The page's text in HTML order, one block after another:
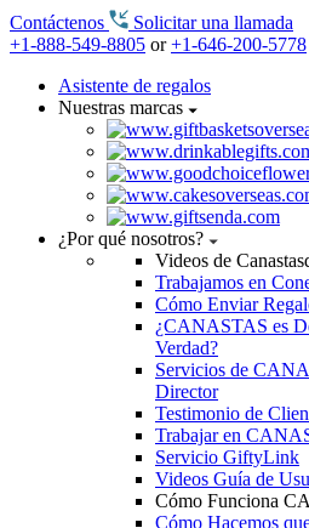
Contáctenos
Solicitar una llamada
+1-888-549-8805 or+1-646-200-5778
Asistente de regalos
Nuestras marcas
¿Por qué nosotros?
Videos de
Trabajamos en
Cómo Enviar
¿CANASTAS es
Verdad?
Servicios de
Director
Testimonio de
Trabajar en
Servicio GiftyLink
Videos Guía de
Cómo Funciona
Cómo Hacemos